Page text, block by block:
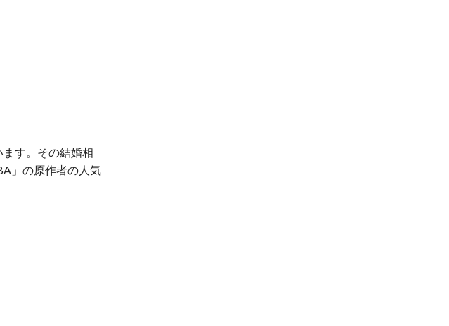
す。その結婚相
」の原作者の人気